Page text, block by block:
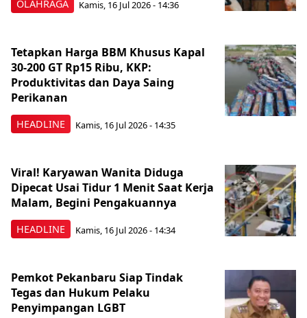
OLAHRAGA Kamis, 16 Jul 2026 - 14:36
HEADLINE
Tetapkan Harga BBM Khusus Kapal
30-200 GT Rp15 Ribu, KKP:
Produktivitas dan Daya Saing
Perikanan
Kamis, 16 Jul 2026 - 14:35
HEADLINE
Viral! Karyawan Wanita Diduga
Dipecat Usai Tidur 1 Menit Saat Kerja
Malam, Begini Pengakuannya
Kamis, 16 Jul 2026 - 14:34
Pemkot Pekanbaru Siap Tindak
Tegas dan Hukum Pelaku
Penyimpangan LGBT